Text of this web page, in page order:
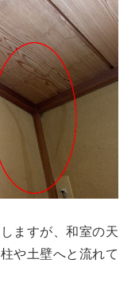
ますが、和室の天
や土壁へと流れて